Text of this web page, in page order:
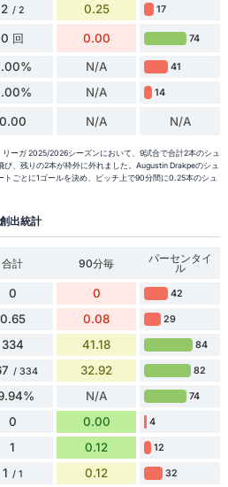
2 / 2 0.25 17
0 回 0.00 74
N/A 41
N/A 14
0.00 N/A N/A
ーガ 2025/2026シーズンにおいて、9試合で合計2本のシュ
、残りの2本が枠外に外れました。Augustin Drakpeのシュ
ごとに1ゴールを決め、ピッチ上で90分間に0.25本のシュ
出統計
合計 90分毎 パーセンタイ
ル
0 0 42
0.65 0.08 29
334 41.18 84
/ 334 32.92 82
N/A 74
0 0.00 4
1 0.12 12
1 / 1 0.12 32